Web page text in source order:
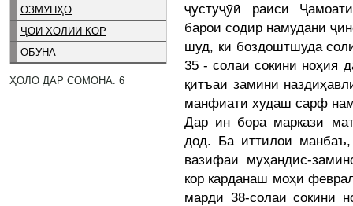
ОЗМУНҲО
ҶОИ ХОЛИИ КОР
ОБУНА
ҲОЛО ДАР СОМОНА: 6
ҷустуҷӯӣ раиси
барои содир намудани
шуд, ки боздоштшуда
35 - солаи сокини ноҳия
қитъаи замини
манфиати худаш сарф
Дар ин бора маркази
дод. Ба иттилои
вазифаи муҳандис-
кор карданаш моҳи
марди 38-солаи сокини